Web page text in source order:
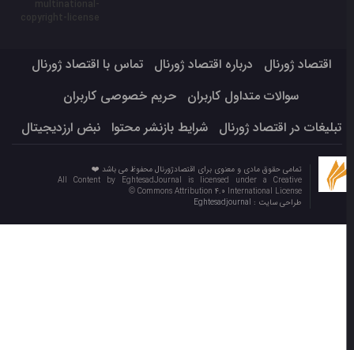
اقتصاد ژورنال درباره اقتصاد ژورنال
تماس با اقتصاد ژورنال
سوالات متداول کاربران
حریم خصوصی کاربران
تبلیغات در اقتصاد ژورنال
شرایط بازنشر محتوا نبض ارزدیجیتال
تمامی حقوق مادی و معنوی برای اقتصادژورنال محفوظ می باشد ❤️
All Content by EghtesadJournal is licensed under a Creative
Commons Attribution 4.0 International License ©️
طراحی سایت :Eghtesadjournal